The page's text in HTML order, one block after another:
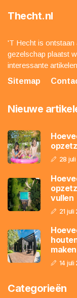
Thecht.nl
'T Hecht is ontstaan
gezelschap plaatst
interessante
Sitemap
Nieuwe
28
vullen
21 juli
maken
14 juli
Categorieën